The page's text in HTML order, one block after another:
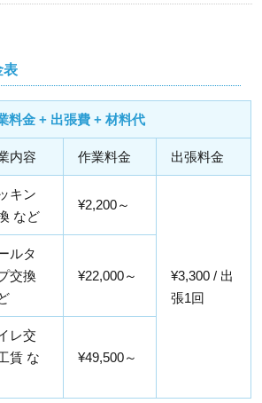
表
料金 + 出張費 + 材料代
内容 作業料金 出張料金
キン
など
¥2,200～
¥3,300 / 出
張1回
ルタ
交換
¥22,000～
レ交
賃 な
¥49,500～